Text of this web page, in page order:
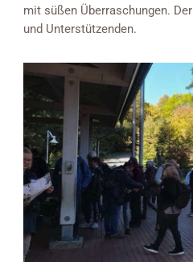
mit süßen Überraschungen.
und Unterstützenden.